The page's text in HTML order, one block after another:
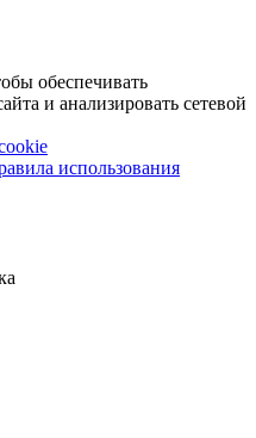
обеспечивать
и анализировать сетевой
использования